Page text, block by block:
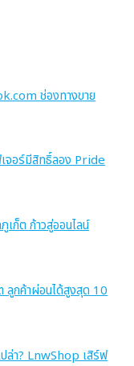
ช่องทางขาย
จอร์มีสิทธิ์ลอง Pride
เก็ต ก้าวสู่ออนไลน์
ลูกค้าผ่อนได้สูงสุด 10
ล่า? LnwShop เสิร์ฟ